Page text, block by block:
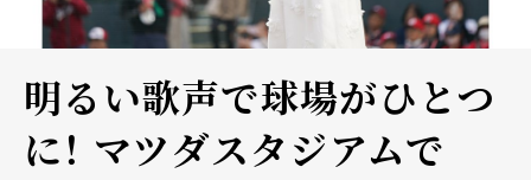
明るい歌声で球場がひとつ
に！ マツダスタジアムで